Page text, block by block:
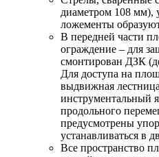
диаметром 108 мм),
ложементы
В передней части
ограждение – для
смонтирован ДЗК
Для доступа на
выдвижная
инструментальный
продольного
предусмотрены
устанавливаться в
Все пространство